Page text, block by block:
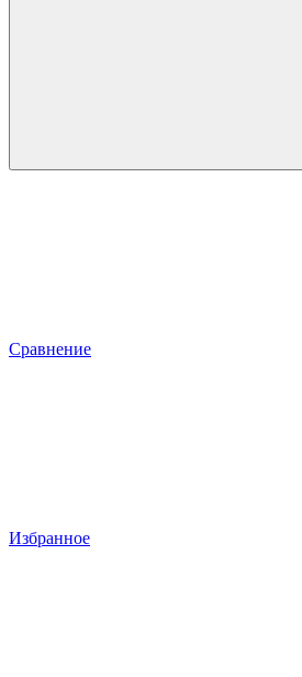
Сравнение
Избранное